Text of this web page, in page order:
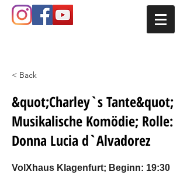
< Back
&quot;Charley`s Tante&quot;
Musikalische Komödie; Rolle:
Donna Lucia d`Alvadorez
VolXhaus Klagenfurt; Beginn: 19:30